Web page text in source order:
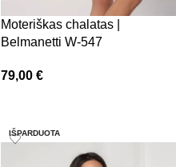
Moteriškas chalatas |
Belmanetti W-547
79,00 €
IŠPARDUOTA